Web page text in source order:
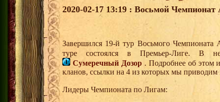
2020-02-17 13:19 : Восьмой
Завершился 19-й тур Восьмого
туре состоялся в Премьер-Лиге. В
Сумеречный Дозор. Подробнее об этом
кланов, ссылки на 4 из которых мы
Лидеры Чемпионата по Лигам: